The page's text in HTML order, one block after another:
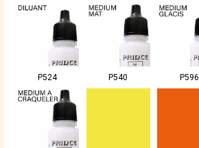
P524 P540 P596